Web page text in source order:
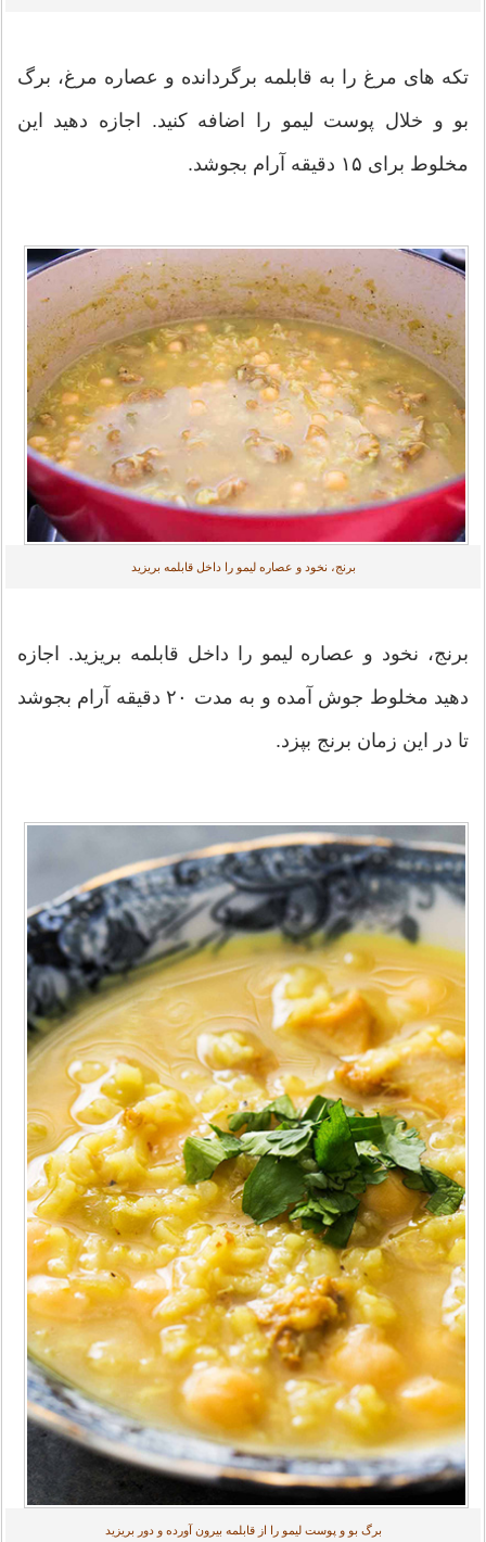
تکه های مرغ را به قابلمه برگردانده و عصاره مرغ، برگ
بو و خلال پوست لیمو را اضافه کنید. اجازه دهید این
مخلوط برای ۱۵ دقیقه آرام بجوشد.
برنج، نخود و عصاره لیمو را داخل قابلمه بریزید
برنج، نخود و عصاره لیمو را داخل قابلمه بریزید. اجازه
دهید مخلوط جوش آمده و به مدت ۲۰ دقیقه آرام بجوشد
تا در این زمان برنج بپزد.
برگ بو و پوست لیمو را از قابلمه بیرون آورده و دور بریزید